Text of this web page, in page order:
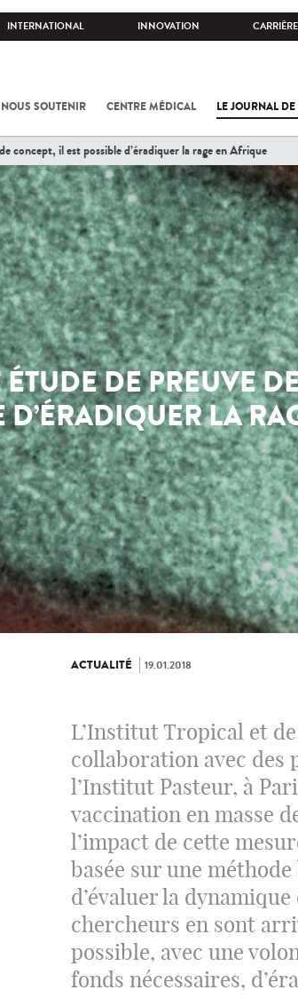
INTERNATIONAL INNOVATION
NOUS SOUTENIR CENTRE MÉDICAL LE JOURNAL
concept, il est possible d’éradiquer la rage en Afrique
DE PREUVE
D’ÉRADIQUER LA
ACTUALITÉ 19.01.2018
L’Institut Tropical et
collaboration avec des
l’Institut Pasteur, à
vaccination en masse
l’impact de cette
basée sur une
d’évaluer la
chercheurs en sont
possible, avec une
fonds nécessaires,